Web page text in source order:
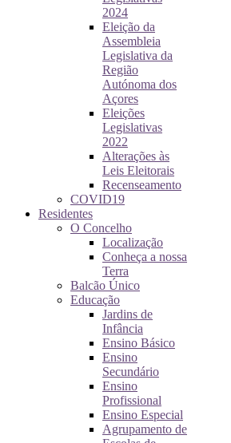
2024
Eleição da
Assembleia
Legislativa da
Região
Autónoma dos
Açores
Eleições
Legislativas
2022
Alterações às
Leis Eleitorais
Recenseamento
COVID19
Residentes
O Concelho
Localização
Conheça a nossa
Terra
Balcão Único
Educação
Jardins de
Infância
Ensino Básico
Ensino
Secundário
Ensino
Profissional
Ensino Especial
Agrupamento de